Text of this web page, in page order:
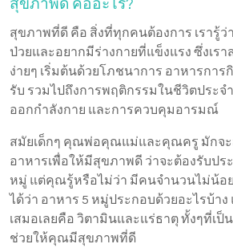
สุขภาพดี คืออะไร?
สุขภาพที่ดี คือ สิ่งที่ทุกคนต้องการ เรารู้ว่
ป่วยและอยากมีร่างกายที่แข็งแรง ซึ่งเร
ง่ายๆ เริ่มต้นด้วยโภชนาการ อาหารการ
รับ รวมไปถึงการพฤติกรรมในชีวิตประจ
ออกกำลังกาย และการควบคุมอารมณ์
สมัยเด็กๆ คุณพ่อคุณแม่และคุณครู มักจะ
อาหารเพื่อให้มีสุขภาพดี ว่าจะต้องรับปร
หมู่ แต่คุณรู้หรือไม่ว่า มีคนจำนวนไม่น้อ
ได้ว่า อาหาร 5 หมู่ประกอบด้วยอะไรบ้า
เสมอเลยคือ วิตามินและแร่ธาตุ ทั้งๆที่เ
ช่วยให้คุณมีสุขภาพที่ดี